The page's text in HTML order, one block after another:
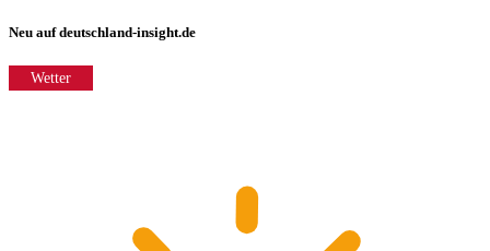
Neu auf deutschland-insight.de
Wetter